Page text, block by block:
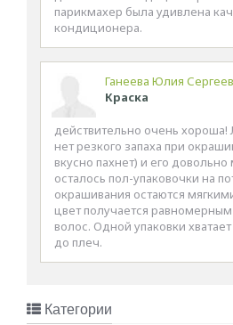
парикмахер была удивлена
кондиционера.
Ганеева Юлия
Краска
действительно очень хороша!
нет резкого запаха при
вкусно пахнет) и его
осталось пол-упаковочки на
окрашивания остаются
цвет получается
волос. Одной упаковки
до плеч.
Категории